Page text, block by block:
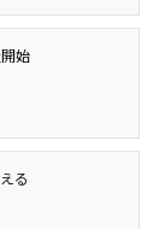
始
る